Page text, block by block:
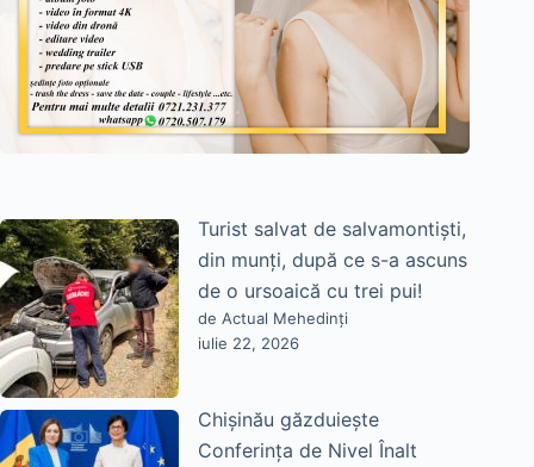
Turist salvat de salvamontiști,
din munți, după ce s-a ascuns
de o ursoaică cu trei pui!
de Actual Mehedinți
iulie 22, 2026
Chișinău găzduiește
Conferința de Nivel Înalt